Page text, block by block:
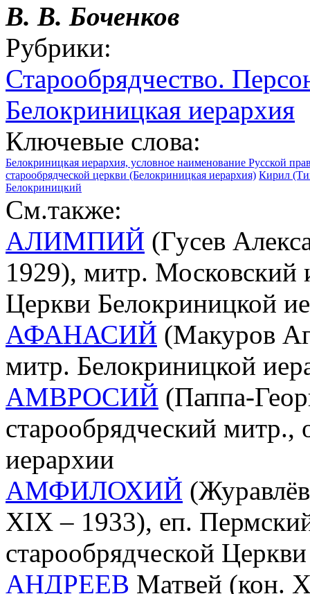
В. В. Боченков
Рубрики:
Старообрядчество.
Белокриницкая иерархия
Ключевые слова:
Белокриницкая иерархия, условное наименование Русской
старообрядческой церкви (Белокриницкая иерархия) Кирил
Белокриницкий
См.также:
АЛИМПИЙ (Гусев
1929), митр. Московский
Церкви Белокриницкой
АФАНАСИЙ (Макуров
митр. Белокриницкой
АМВРОСИЙ (Паппа-
старообрядческий митр.,
иерархии
АМФИЛОХИЙ
XIX – 1933), еп.
старообрядческой Церкви
АНДРЕЕВ Матвей (кон.